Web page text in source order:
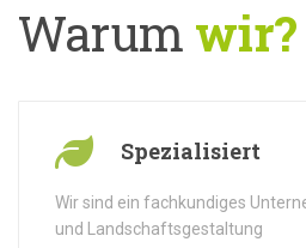
Warum wir?
Spezialisiert
Wir sind ein fachkundiges
und Landschaftsgestaltung